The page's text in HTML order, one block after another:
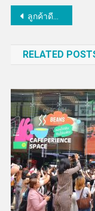
แนะแนว
ลูกค้าดีแทค-ทรูพร้อมใช้สัญญาณโรมมิ่ง 77 จังหวัด
RELATED